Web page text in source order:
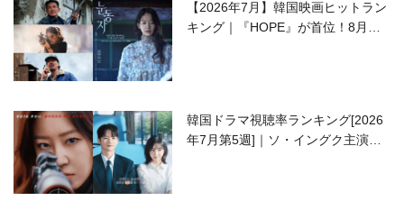
【2026年7月】韓国映画ヒットラン
キング｜『HOPE』が首位！8月公
韓国ドラマ視聴率ランキング[2026
年7月第5週]｜ソ・イングク主演の